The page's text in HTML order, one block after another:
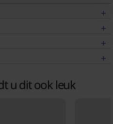
u dit ook leuk